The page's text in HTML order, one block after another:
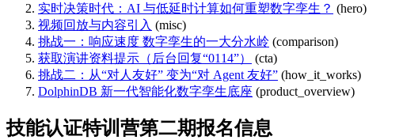
实时决策时代：AI 与低延时计算如何重塑数字孪生？ (hero)
视频回放与内容引入 (misc)
挑战一：响应速度 数字孪生的一大分水岭 (comparison)
获取演讲资料提示（后台回复“0114”）
(cta)
挑战二：从“对人友好” 变为“对 Agent 友好” (how_it_works)
DolphinDB 新一代智能化数字孪生底座 (product_overview)
技能认证特训营第二期报名信息